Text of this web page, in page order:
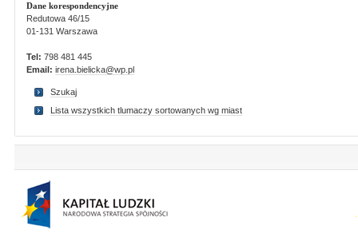
Dane korespondencyjne
Redutowa 46/15
01-131 Warszawa
Tel: 798 481 445
Email: irena.bielicka@wp.pl
Szukaj
Lista wszystkich tlumaczy sortowanych wg miast